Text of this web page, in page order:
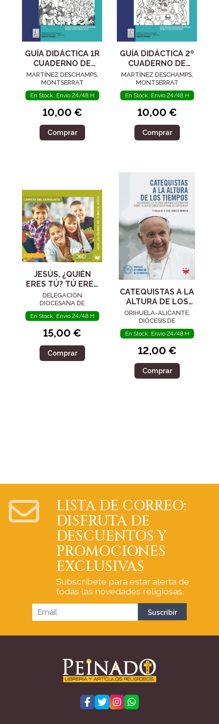
GUÍA DIDÁCTICA 1R
CUADERNO DE
EJERCICIOS
CORRESPONDIENTE
AL CATECISMO
JESÚS ES E
MARTÍNEZ DESCHAMPS,
MONTSERRAT
En Stock. Envío 24/48 H
10,00 €
Comprar
GUÍA DIDÁCTICA 2º
CUADERNO DE
EJERCICIOS
CORRESPONDIENTE
AL CATECISMO
JESÚS ES E
MARTÍNEZ DESCHAMPS,
MONTSERRAT
En Stock. Envío 24/48 H
10,00 €
Comprar
JESÚS, ¿QUIÉN
ERES TÚ? TÚ ERES
EL MESÍAS. CICLO
A. CARPETA DEL
CATEQUISTA
DELEGACIÓN
DIOCESANA DE
CATEQUESIS DE MADRID
En Stock. Envío 24/48 H
15,00 €
Comprar
CATEQUISTAS A LA
ALTURA DE LOS
TIEMPOS
ORIHUELA-ALICANTE,
DIÓCESIS DE
En Stock. Envío 24/48 H
12,00 €
Comprar
LISTA DE CORREO:
DISFRUTA DE
DESCUENTOS Y
PROMOCIONES
EXCLUSIVAS
Subscríbete para estar alerta de
todas las novedades religiosas.